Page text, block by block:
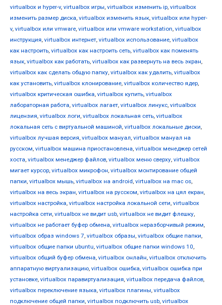
virtualbox и hyper-v, virtualbox игры, virtualbox изменить ip, virtualbox
изменить размер диска, virtualbox изменить язык, virtualbox или hyper-
v, virtualbox или vmware, virtualbox или vmware workstation, virtualbox
инструкция, virtualbox интернет, virtualbox использование, virtualbox
как настроить, virtualbox как настроить сеть, virtualbox как поменять
язык, virtualbox как работать, virtualbox как развернуть на весь экран,
virtualbox как сделать общую папку, virtualbox как удалить, virtualbox
как установить, virtualbox клонирование, virtualbox количество ядер,
virtualbox критическая ошибка, virtualbox купить, virtualbox
лабораторная работа, virtualbox лагает, virtualbox линукс, virtualbox
лицензия, virtualbox логи, virtualbox локальная сеть, virtualbox
локальная сеть с виртуальной машиной, virtualbox локальные диски,
virtualbox лучшая версия, virtualbox мануал, virtualbox мануал на
русском, virtualbox машина приостановлена, virtualbox менеджер сетей
хоста, virtualbox менеджер файлов, virtualbox меню сверху, virtualbox
мигает курсор, virtualbox микрофон, virtualbox монтирование общей
папки, virtualbox мышь, virtualbox на android, virtualbox на mac os,
virtualbox на весь экран, virtualbox на русском, virtualbox на цял екран,
virtualbox настройка, virtualbox настройка локальной сети, virtualbox
настройка сети, virtualbox не видит usb, virtualbox не видит флешку,
virtualbox не работает буфер обмена, virtualbox неразборчивый режим,
virtualbox образ windows 7, virtualbox образы, virtualbox общие папки,
virtualbox общие папки ubuntu, virtualbox общие папки windows 10,
virtualbox общий буфер обмена, virtualbox онлайн, virtualbox отключить
аппаратную виртуализацию, virtualbox ошибка, virtualbox ошибка при
установке, virtualbox паравиртуализация, virtualbox передача файлов,
virtualbox переключение языка, virtualbox плагины, virtualbox
подключение общей папки, virtualbox подключить usb, virtualbox